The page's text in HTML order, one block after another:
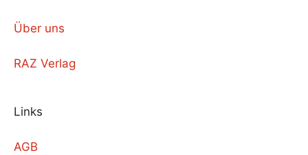
Über uns
RAZ Verlag
Links
AGB